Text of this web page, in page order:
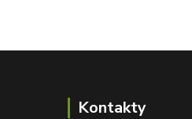
Kontakty